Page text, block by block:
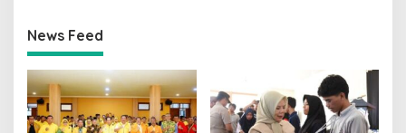
News Feed